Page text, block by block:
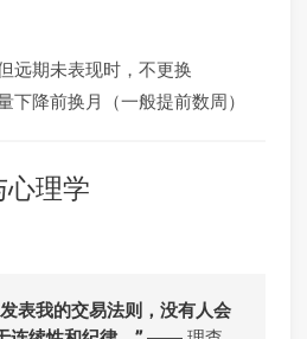
远期未表现时，不更换
下降前换月（一般提前数周）
心理学
表我的交易法则，没有人会